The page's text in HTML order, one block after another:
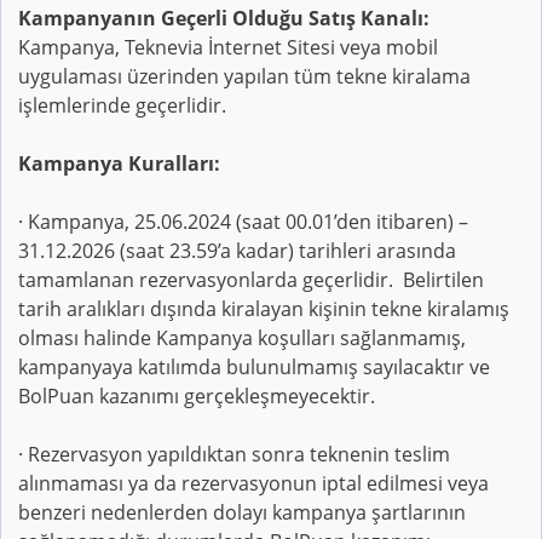
Kampanyanın Geçerli Olduğu Satış Kanalı:
Kampanya, Teknevia İnternet Sitesi veya mobil
uygulaması üzerinden yapılan tüm tekne kiralama
işlemlerinde geçerlidir.
Kampanya Kuralları:
· Kampanya, 25.06.2024 (saat 00.01’den itibaren) –
31.12.2026 (saat 23.59’a kadar) tarihleri arasında
tamamlanan rezervasyonlarda geçerlidir. Belirtilen
tarih aralıkları dışında kiralayan kişinin tekne kiralamış
olması halinde Kampanya koşulları sağlanmamış,
kampanyaya katılımda bulunulmamış sayılacaktır ve
BolPuan kazanımı gerçekleşmeyecektir.
· Rezervasyon yapıldıktan sonra teknenin teslim
alınmaması ya da rezervasyonun iptal edilmesi veya
benzeri nedenlerden dolayı kampanya şartlarının